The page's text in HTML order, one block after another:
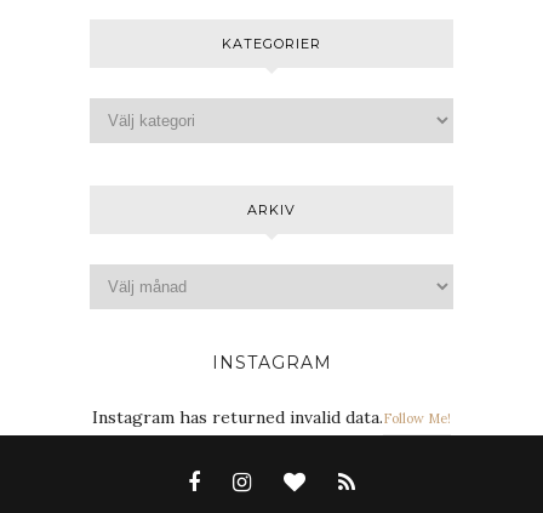
KATEGORIER
ARKIV
INSTAGRAM
Instagram has returned invalid data.Follow Me!